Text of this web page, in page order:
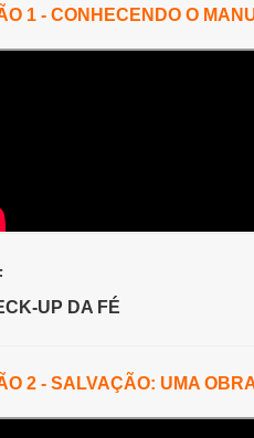
1 - CONHECENDO O
UP DA FÉ
2 - SALVAÇÃO: UMA